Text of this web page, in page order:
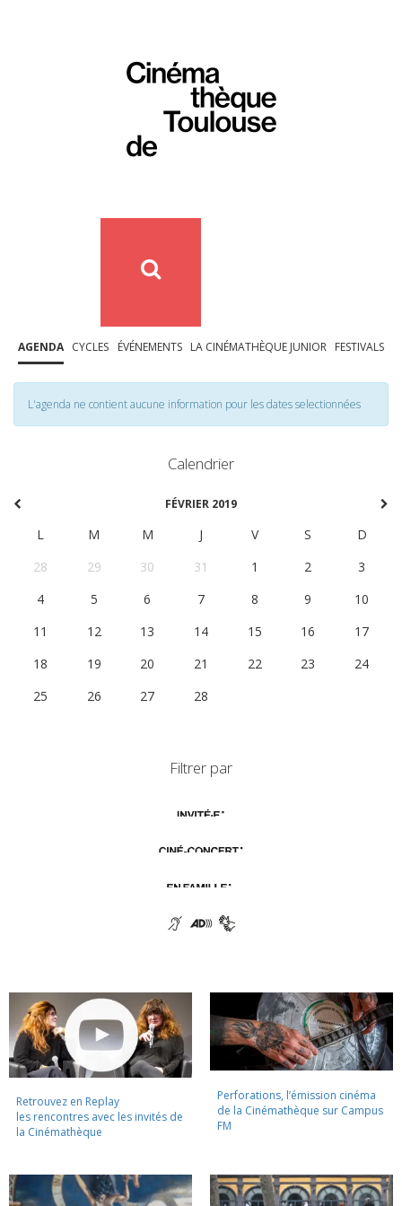
AGENDA CYCLES ÉVÉNEMENTS LA CINÉMATHÈQUE JUNIOR FESTIVALS
L'agenda ne contient aucune information pour les dates selectionnées
Calendrier
FÉVRIER 2019
L M M J V S
D
28
29 30 31 1 2
3
4
5 6 7 8 9
10
11
12 13 14 15 16
17
18
19 20 21 22 23
24
25
26 27 28
Filtrer par
Retrouvez en Replay
les rencontres avec les invités de
la Cinémathèque
Perforations, l’émission cinéma
de la Cinémathèque sur Campus
FM